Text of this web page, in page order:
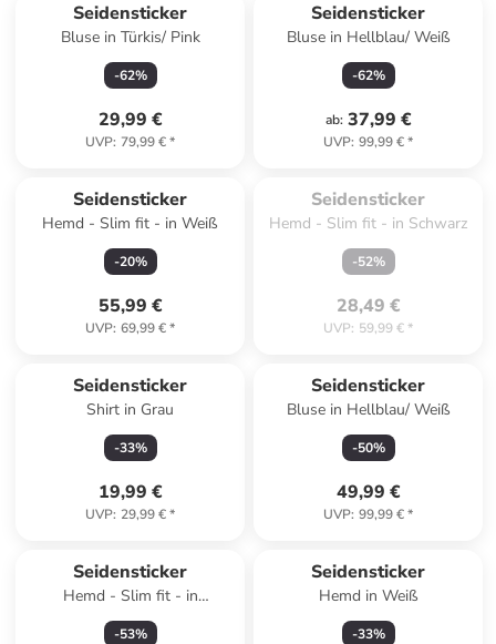
Seidensticker
Bluse in Türkis/ Pink
-62%
29,99 €
UVP: 79,99 €*
Seidensticker
Bluse in Hellblau/ Weiß
-62%
ab: 37,99 €
UVP: 99,99 €*
Seidensticker
Hemd - Slim fit - in Weiß
-20%
55,99 €
UVP: 69,99 €*
Seidensticker
Hemd - Slim fit - in Schwarz
-52%
28,49 €
UVP: 59,99 €*
Seidensticker
Shirt in Grau
-33%
19,99 €
UVP: 29,99 €*
Seidensticker
Bluse in Hellblau/ Weiß
-50%
49,99 €
UVP: 99,99 €*
Seidensticker
Hemd - Slim fit - in
Dunkelgrün
-53%
Seidensticker
Hemd in Weiß
-33%